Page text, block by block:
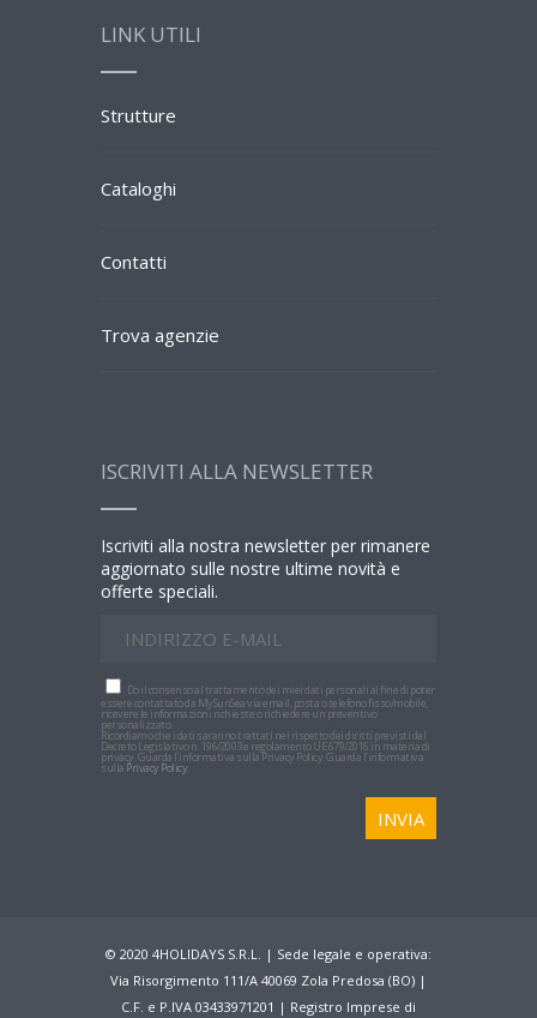
LINK UTILI
Strutture
Cataloghi
Contatti
Trova agenzie
ISCRIVITI ALLA NEWSLETTER
Iscriviti alla nostra newsletter per rimanere
aggiornato sulle nostre ultime novità e
offerte speciali.
Do il consenso al trattamento dei miei dati personali al fine di poter
essere contattato da MySunSea via email, posta o telefono fisso/mobile,
ricevere le informazioni richieste o richiedere un preventivo
personalizzato.
Ricordiamo che i dati saranno trattati nei rispetto dei diritti previsti dal
Decreto Legislativo n. 196/2003 e regolamento UE 679/2016 in materia di
privacy. Guarda l’informativa sulla Privacy Policy. Guarda l’informativa
sulla Privacy Policy
© 2020 4HOLIDAYS S.R.L. | Sede legale e operativa:
Via Risorgimento 111/A 40069 Zola Predosa (BO) |
C.F. e P.IVA 03433971201 | Registro Imprese di